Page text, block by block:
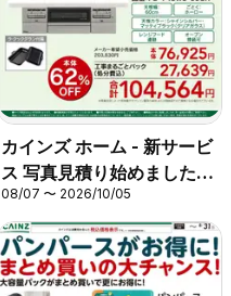
カインズ ホーム - 新サービ
ス 写真見積り始めました
【ビルトインガスコンロ】
〇
08/07 〜 2026/10/05